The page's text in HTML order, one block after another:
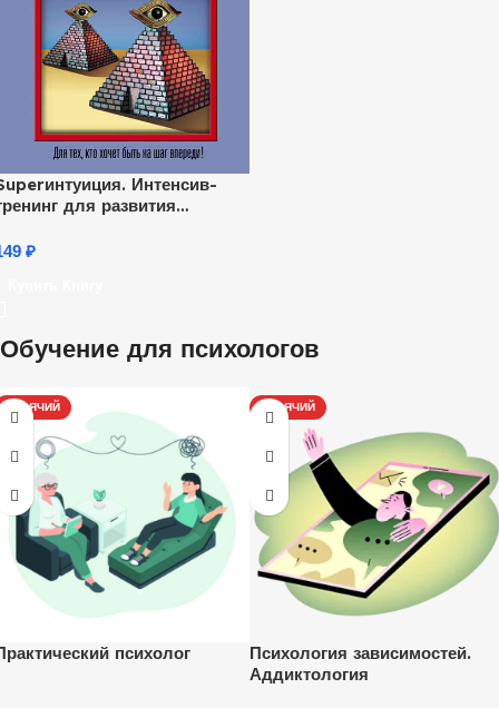
Интенсив-
для развития
₽
Обучение для психологов
ГОРЯЧИЙ
психолог
ГОРЯЧИЙ
Психология зависимостей.
Аддиктология